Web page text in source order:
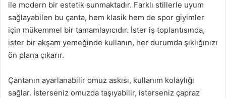
ile modern bir estetik sunmaktadır. Farklı stillerle uyum
sağlayabilen bu çanta, hem klasik hem de spor giyimler
için mükemmel bir tamamlayıcıdır. İster iş toplantısında,
ister bir akşam yemeğinde kullanın, her durumda şıklığınızı
ön plana çıkarır.
Çantanın ayarlanabilir omuz askısı, kullanım kolaylığı
sağlar. İsterseniz omuzda taşıyabilir, isterseniz çapraz